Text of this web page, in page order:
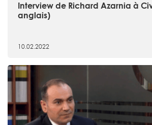
Interview de Richard Azarnia à
anglais)
10.02.2022